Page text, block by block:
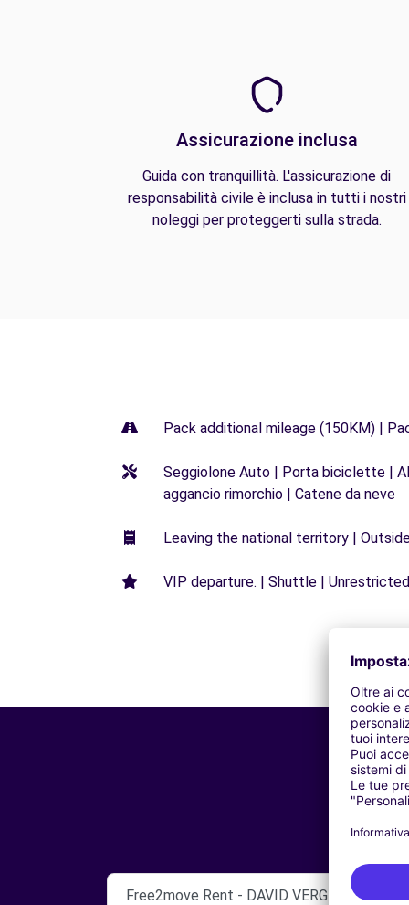
Assicurazione inclusa
Guida con tranquillità. L'assicurazione di
responsabilità civile è inclusa in tutti i nostri
noleggi per proteggerti sulla strada.
Pack additional mileage (150KM) |
Seggiolone Auto | Porta biciclette |
aggancio rimorchio | Catene da neve
Leaving the national territory |
VIP departure. | Shuttle |
Free2move Rent - DAVID VERGNON